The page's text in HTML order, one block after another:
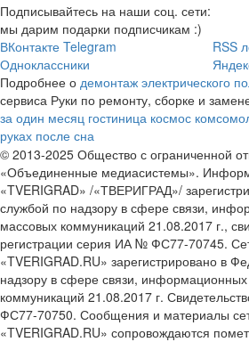
Подписывайтесь на наши соц. сети:
мы дарим подарки подписчикам :)
ВКонтакте Telegram
Одноклассники
RSS
Подробнее о демонтаж электрического
сервиса Руки по ремонту, сборке и
за один месяц гостиница космос
руках после сна
© 2013-2025 Общество с ограниченной
«Объединенные медиасистемы».
«TVERIGRAD» /«ТВЕРИГРАД»/
службой по надзору в сфере связи,
массовых коммуникаций 21.08.2017 г.,
регистрации серия ИА № ФС77-70745.
«TVERIGRAD.RU» зарегистрировано в
надзору в сфере связи,
коммуникаций 21.08.2017 г.
ФС77-70750. Сообщения и материалы
«TVERIGRAD.RU» сопровождаются